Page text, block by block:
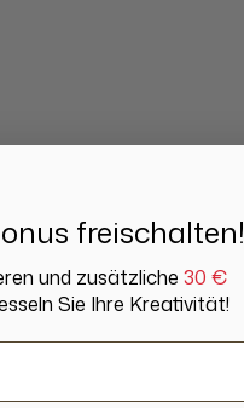
freischalten!
und zusätzliche 30 €
Sie Ihre Kreativität!